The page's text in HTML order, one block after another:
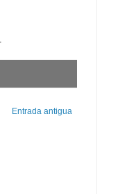
Entrada antigua